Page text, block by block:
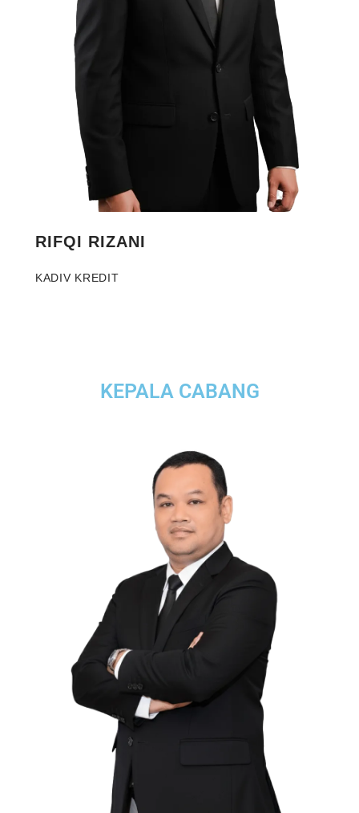
RIFQI RIZANI
KADIV KREDIT
KEPALA CABANG